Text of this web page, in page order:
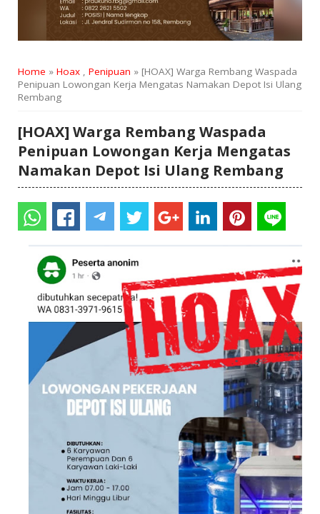
Home » Hoax, Penipuan » [HOAX] Warga Rembang Waspada
Penipuan Lowongan Kerja Mengatas Namakan Depot Isi Ulang
Rembang
[HOAX] Warga Rembang Waspada
Penipuan Lowongan Kerja Mengatas
Namakan Depot Isi Ulang Rembang